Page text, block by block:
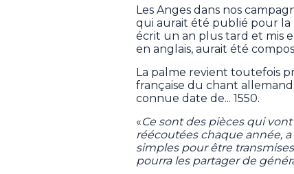
Les Anges dans nos
qui aurait été publié pour la
écrit un an plus tard et mis
en anglais, aurait été
La palme revient toutefois
française du chant
connue date de... 1550.
«Ce sont des pièces qui
réécoutées chaque année,
simples pour être
pourra les partager de